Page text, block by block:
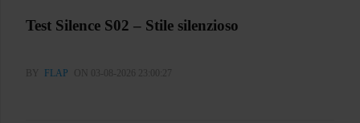
Test Silence S02 – Stile silenzioso
BY FLAP ON 03-08-2026 23:00:27